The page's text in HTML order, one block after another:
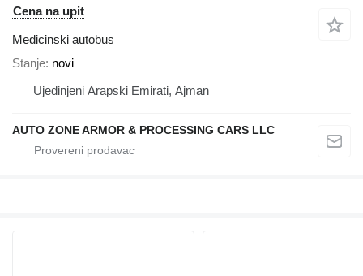
Cena na upit
Medicinski autobus
Stanje novi
Ujedinjeni Arapski Emirati, Ajman
AUTO ZONE ARMOR & PROCESSING CARS LLC